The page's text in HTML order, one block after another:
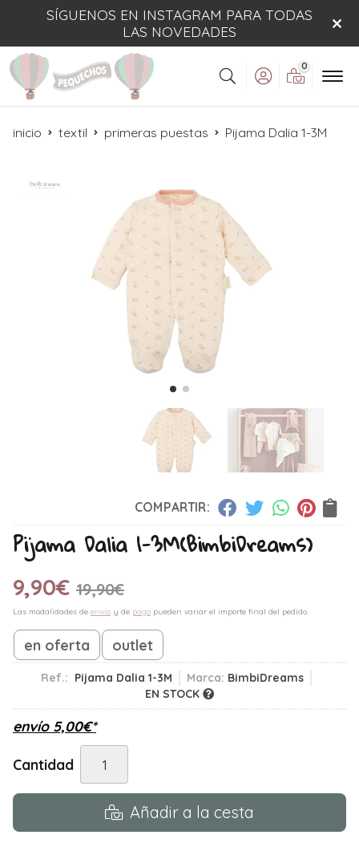
SÍGUENOS EN INSTAGRAM PARA TODAS
LAS NOVEDADES
Buscar
0
inicio textil primeras puestas Pijama Dalia 1-3M
COMPARTIR:
Pijama Dalia 1-3M(BimbiDreams)
9,90€ 19,90€
Las modalidades de envío y de pago pueden variar el importe final del pedido.
en oferta outlet
Ref.: Pijama Dalia 1-3M Marca: BimbiDreams
EN STOCK
envío 5,00€*
Cantidad
Añadir a la cesta